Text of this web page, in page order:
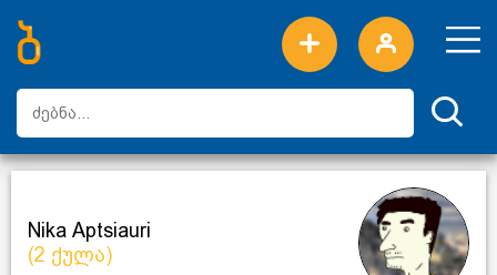
ახალი სიტყვები
ტოპ სიტყვები
დღის ტოპ სიტყვები
ტოპ მომხმარებლები
Nika Aptsiauri
(2 ქულა)